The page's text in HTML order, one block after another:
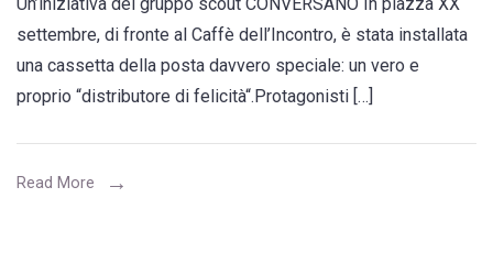
di
FELICITÀ
XX
Un’iniziativa del gruppo scout CONVERSANO In piazza XX
settembre, di fronte al Caffè dell’Incontro, è stata installata
una cassetta della posta davvero speciale: un vero e
proprio “distributore di felicità“.Protagonisti […]
Read More